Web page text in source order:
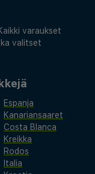
varaukset
valitset
Espanja
Kanariansaaret
Costa Blanca
Kreikka
Rodos
Italia